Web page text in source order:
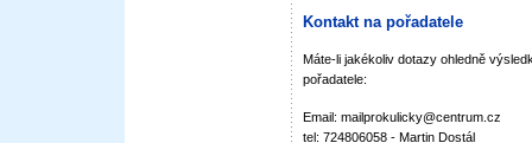
Kontakt na pořadatele
Máte-li jakékoliv dotazy ohledně
pořadatele:
Email: mailprokulicky@centrum.cz
tel: 724806058 - Martin Dostál